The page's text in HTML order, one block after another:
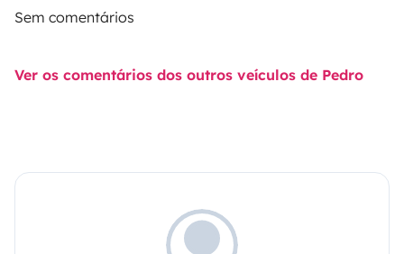
Sem comentários
Ver os comentários dos outros veículos de Pedro